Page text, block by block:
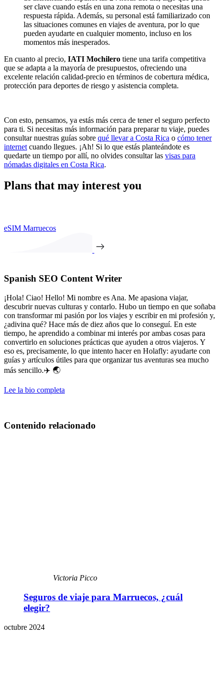
ser clave cuando estás en una zona remota o necesitas una
respuesta rápida. Además, su personal está familiarizado con
las situaciones comunes en viajes de aventura, por lo que
pueden ayudarte en cualquier momento, incluso en los
momentos más inesperados.
En cuanto al precio, IATI Mochilero tiene una tarifa competitiva
que se adapta a la mayoría de presupuestos, ofreciendo una
excelente relación calidad-precio en términos de cobertura médica,
protección para deportes de riesgo y asistencia completa.
Con esto, pensamos, ya estás más cerca de tener el seguro perfecto
para ti. Si necesitas más información para preparar tu viaje, puedes
consultar nuestras guías sobre qué llevar a Costa Rica o cómo tener
internet cuando llegues. ¡Ah! Si lo que estás planteándote es
quedarte un tiempo por allí, no olvides consultar las visas para
nómadas digitales en Costa Rica.
Plans that may interest you
eSIM Marruecos
Spanish SEO Content Writer
¡Hola! Ciao! Hello! Mi nombre es Ana. Me apasiona viajar,
descubrir nuevas culturas y contarlo. Hubo un tiempo en que soñaba
con transformar mi pasión por los viajes y escribir en mi profesión y,
¿adivina qué? Hace más de diez años que lo conseguí. En este
tiempo, he aprendido a combinar mi interés por ambas cosas para
convertirlo en soluciones prácticas que ayuden a otros viajeros. Y
eso es, precisamente, lo que intento hacer en Holafly: ayudarte con
guías y artículos útiles para que organizar tus aventuras sea mucho
más sencillo.✈️ 🌏
Lee la bio completa
Contenido relacionado
Victoria Picco
Seguros de viaje para Marruecos, ¿cuál
elegir?
octubre 2024